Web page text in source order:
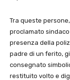
Tra queste
proclamato
presenza della
padre di un ferito,
consegnato
restituito volto e